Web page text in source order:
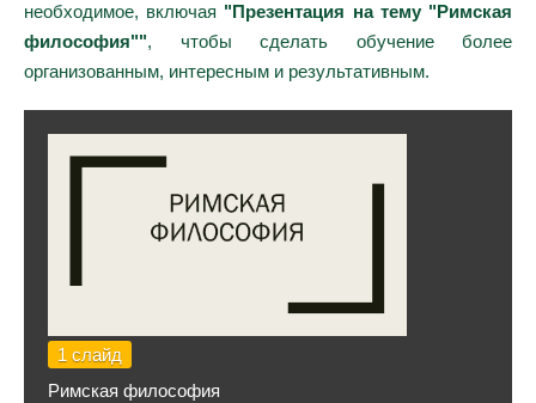
необходимое, включая "Презентация на тему "Римская
философия"", чтобы сделать обучение более
организованным, интересным и результативным.
1 слайд
Римская философия